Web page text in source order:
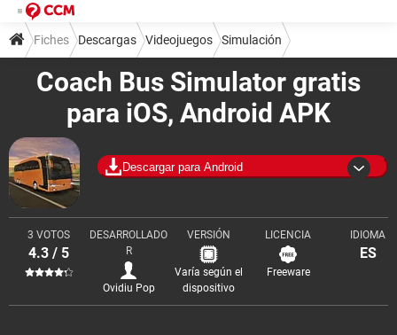
Coach Bus Simulator gratis
para iOS, Android APK
Descargar para Android
3 VOTOS
4.3 / 5
DESARROLLADO
R
Ovidiu Pop
VERSIÓN
Varía según el
dispositivo
LICENCIA
Freeware
IDIOMA
ES
Fiches Descargas Videojuegos Simulación